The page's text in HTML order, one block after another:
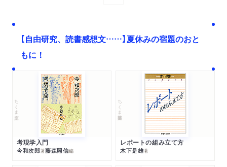
【自由研究、読書感想文……】夏休みの宿題のおと
もに！
ちくま文庫
考現学入門
今和次郎著藤森照信編
ちくま学芸文庫
レポートの組み立て方
木下是雄著